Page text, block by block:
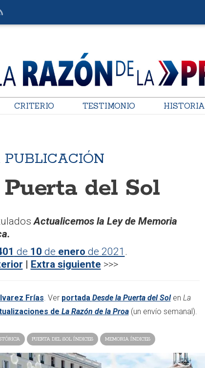
CRITERIO TESTIMONIO HISTORIA
del Sol
Actualicemos la Ley de Memoria
de 10 de enero de 2021 .
| Extra siguiente >>>
Frías. Ver portada Desde la Puerta del Solen La
de La Razón de la Proa(un envío semanal).
PUERTA DEL SOL ÍNDICES MEMORIA ÍNDICES